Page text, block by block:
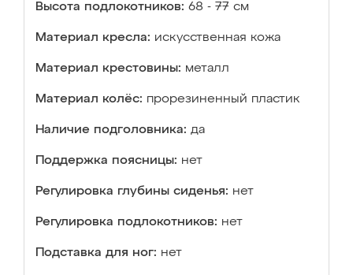
Высота подлокотников: 68 - 77 см
Материал кресла: искусственная кожа
Материал крестовины: металл
Материал колёс: прорезиненный пластик
Наличие подголовника: да
Поддержка поясницы: нет
Регулировка глубины сиденья: нет
Регулировка подлокотников: нет
Подставка для ног: нет